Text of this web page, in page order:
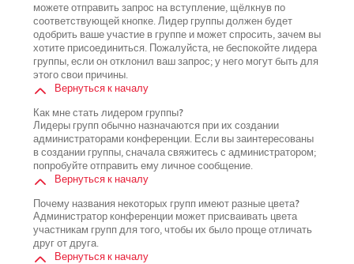
можете отправить запрос на вступление, щёлкнув по
соответствующей кнопке. Лидер группы должен будет
одобрить ваше участие в группе и может спросить, зачем вы
хотите присоединиться. Пожалуйста, не беспокойте лидера
группы, если он отклонил ваш запрос; у него могут быть для
этого свои причины.
Вернуться к началу
Как мне стать лидером группы?
Лидеры групп обычно назначаются при их создании
администраторами конференции. Если вы заинтересованы
в создании группы, сначала свяжитесь с администратором;
попробуйте отправить ему личное сообщение.
Вернуться к началу
Почему названия некоторых групп имеют разные цвета?
Администратор конференции может присваивать цвета
участникам групп для того, чтобы их было проще отличать
друг от друга.
Вернуться к началу